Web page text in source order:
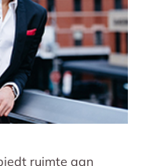
ruimte aan